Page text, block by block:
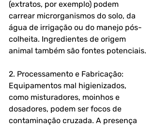
(extratos, por exemplo) podem
carrear microrganismos do solo, da
água de irrigação ou do manejo pós-
colheita. Ingredientes de origem
animal também são fontes potenciais.
2. Processamento e Fabricação:
Equipamentos mal higienizados,
como misturadores, moinhos e
dosadores, podem ser focos de
contaminação cruzada. A presença